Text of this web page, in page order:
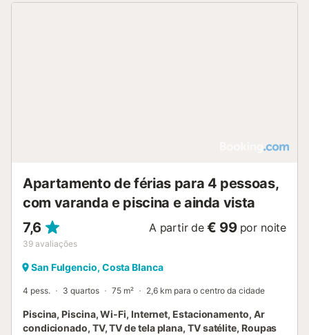
Apartamento de férias para 4 pessoas,
com varanda e piscina e ainda vista
7,6
39 avaliações
A partir de € 99 por noite
San Fulgencio, Costa Blanca
4 pess. 3 quartos 75 m² 2,6 km para o centro da cidade
Piscina, Piscina, Wi-Fi, Internet, Estacionamento, Ar
condicionado, TV, TV de tela plana, TV satélite, Roupas